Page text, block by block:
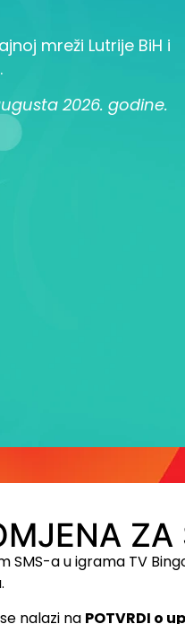
mreži Lutrije BiH i
2026. godine.
ZA
SMS-a u igrama TV
nalazi na POTVRDI o